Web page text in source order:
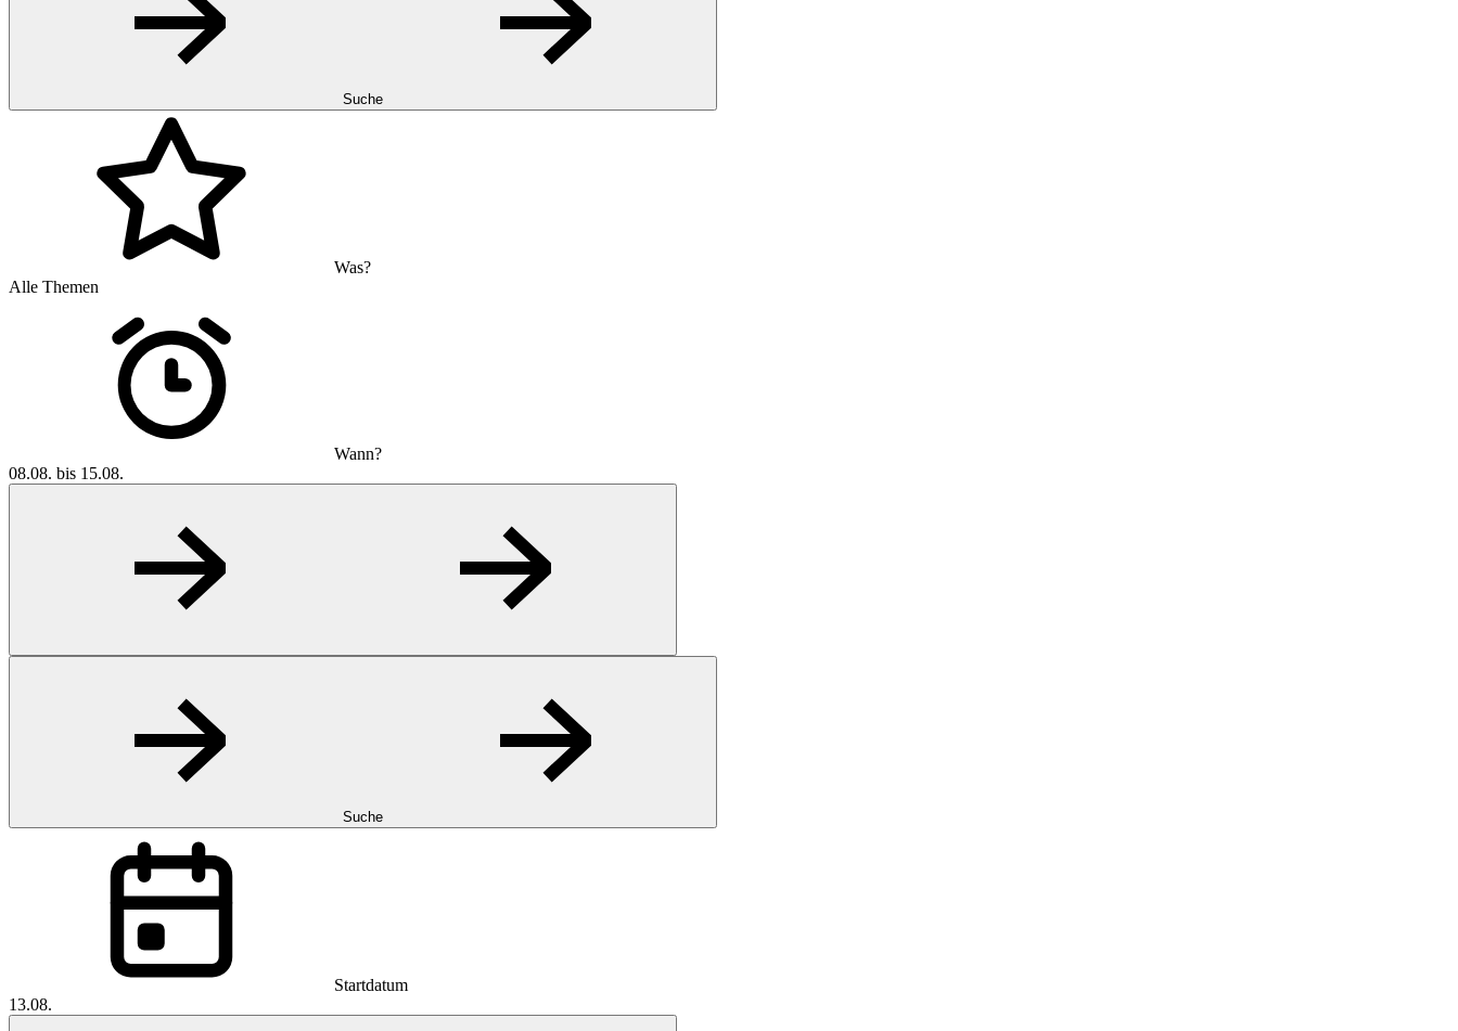
Suche
Was?
Alle Themen
Wann?
08.08. bis 15.08.
Suche
Startdatum
13.08.